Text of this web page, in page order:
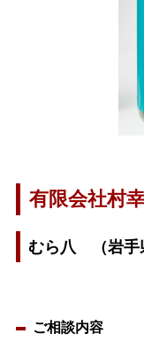
有限会社村
むら八 （岩手
ご相談内容